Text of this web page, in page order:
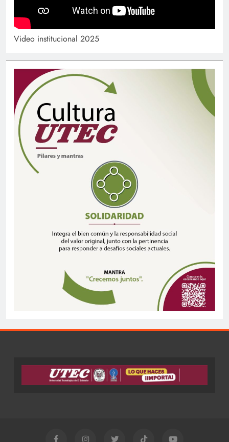
Video institucional 2025